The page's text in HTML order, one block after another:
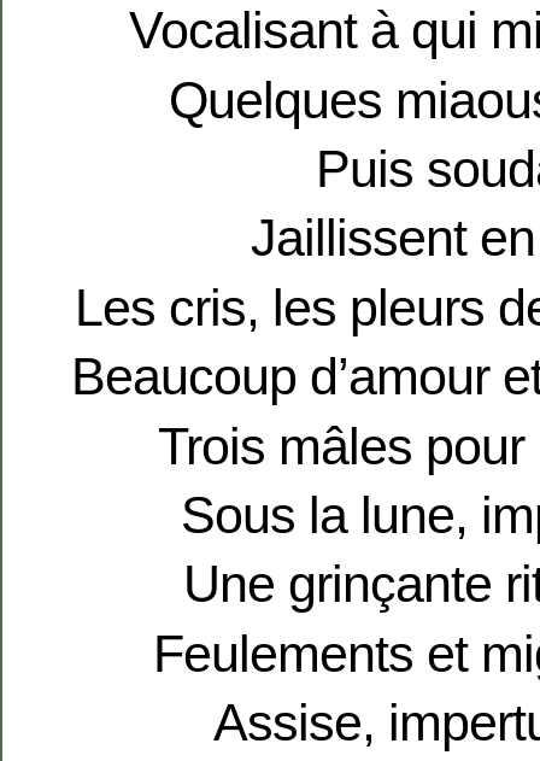
Vocalisant à qui
Quelques
Puis
Jaillissent
Les cris, les pleurs
Beaucoup d’amour
Trois mâles
Sous la lune,
Une grinçante
Feulements et
Assise,